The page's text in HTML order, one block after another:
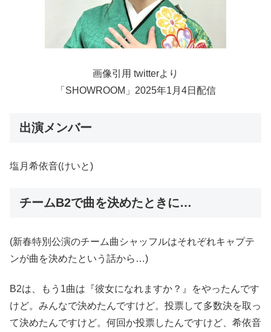
画像引用 twitterより
「SHOWROOM」2025年1月4日配信
出演メンバー
塩月希依音(けいと)
チームB2で曲を決めたときに…
(新春特別公演のチーム曲シャッフルはそれぞれキャプテ
ンが曲を決めたという話から…)
B2は、もう1曲は『彼女になれますか？』をやったんです
けど。みんなで決めたんですけど。投票して多数決を取っ
て決めたんですけど。何回か投票したんですけど、希依音